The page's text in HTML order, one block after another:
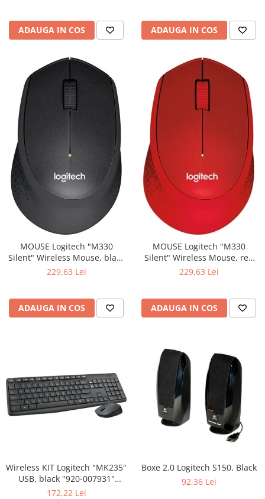
ADAUGA IN COS ADAUGA IN COS
MOUSE Logitech "M330
Silent" Wireless Mouse, black
"910-004909" (include timbru229,63 Lei
ADAUGA IN COS
MOUSE Logitech "M330
Silent" Wireless Mouse, red
"910-004911" (include timbru229,63 Lei
ADAUGA IN COS
Wireless KIT Logitech "MK235"
USB, black "920-007931"
(include timbru verde 0.01 lei)
172,22 Lei
Boxe 2.0 Logitech S150, Black
92,36 Lei